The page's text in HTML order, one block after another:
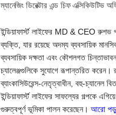
ম্যানেজিং ডিরেক্টার এন্ড চিফ এক্সিকিউটিভ
ইন্ডিয়াফার্স্ট লাইফের MD & CEO রুশভ
ব্যক্তি, যার রয়েছে অদম্য ব্যবসায়িক
ব্যবসায়িক দক্ষতা এবং কৌশলগত
চ্যালেঞ্জগুলিকে সুযোগে রূপান্তরিত
ব্যাংকাসিউরেন্স-নেতৃত্বাধীন, বহু-চ্যানেল
ইন্ডিয়াফার্স্ট লাইফের সাফল্যের গল্পকে
গুরুত্বপূর্ণ ভূমিকা পালন করেছেন।আরো